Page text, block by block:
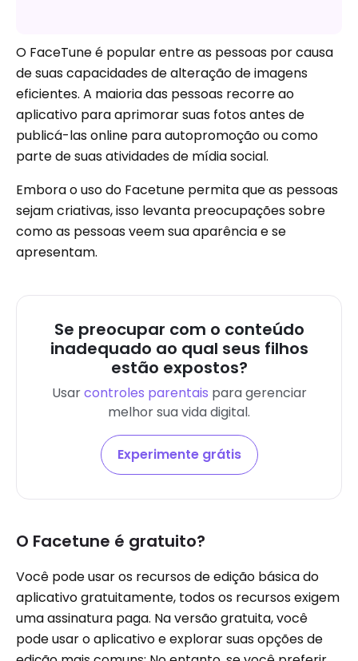
O FaceTune é popular entre as pessoas por causa
de suas capacidades de alteração de imagens
eficientes. A maioria das pessoas recorre ao
aplicativo para aprimorar suas fotos antes de
publicá-las online para autopromoção ou como
parte de suas atividades de mídia social.
Embora o uso do Facetune permita que as pessoas
sejam criativas, isso levanta preocupações sobre
como as pessoas veem sua aparência e se
apresentam.
Se preocupar com o conteúdo
inadequado ao qual seus filhos
estão expostos?
Usarcontroles parentais para gerenciar
melhor sua vida digital.
Experimente grátis
O Facetune é gratuito?
Você pode usar os recursos de edição básica do
aplicativo gratuitamente, todos os recursos exigem
uma assinatura paga. Na versão gratuita, você
pode usar o aplicativo e explorar suas opções de